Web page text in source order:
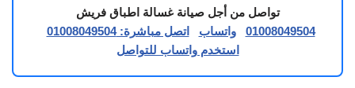
تواصل من أجل صيانة غسالة اطباق فريش
01008049504
واتساب
اتصل مباشرة: 01008049504
استخدم واتساب للتواصل